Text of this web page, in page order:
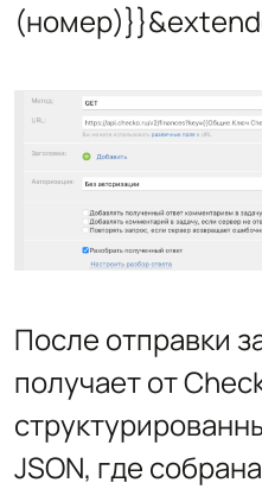
После отправки
получает от
JSON, где